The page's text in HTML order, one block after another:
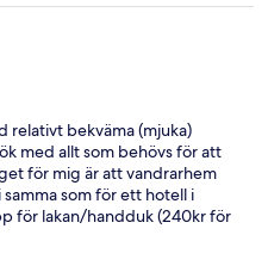
relativt bekväma (mjuka)
med allt som behövs för att
för mig är att vandrarhem
som för ett hotell i
för lakan/handduk (240kr för
barn (270 kr tot). Och vill
det plötsligt 50% mer än ett